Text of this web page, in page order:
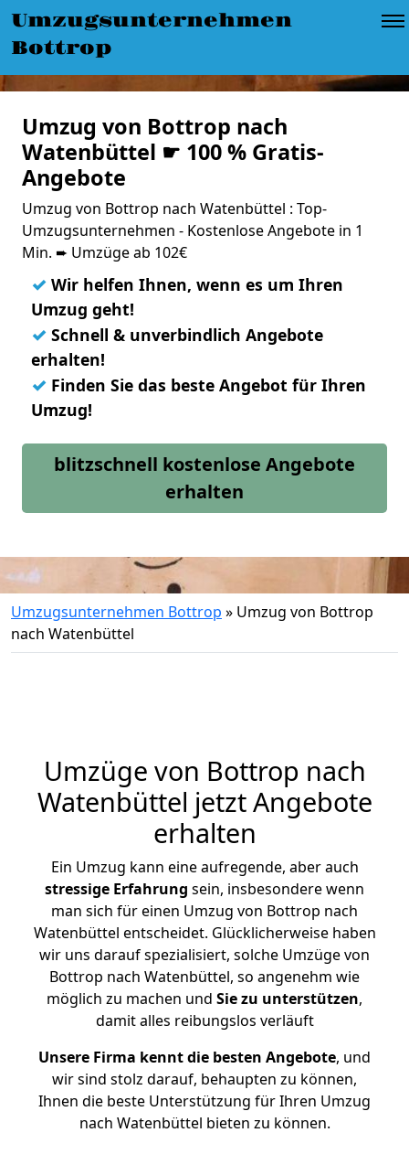
Umzugsunternehmen
Bottrop
Umzug von Bottrop nach
Watenbüttel ☛ 100 % Gratis-
Angebote
Umzug von Bottrop nach Watenbüttel : Top-
Umzugsunternehmen - Kostenlose Angebote in 1
Min. ➨ Umzüge ab 102€
✓ Wir helfen Ihnen, wenn es um Ihren
Umzug geht!
✓ Schnell & unverbindlich Angebote
erhalten!
✓ Finden Sie das beste Angebot für Ihren
Umzug!
blitzschnell kostenlose Angebote
erhalten
Umzugsunternehmen Bottrop » Umzug von Bottrop
nach Watenbüttel
Umzüge von Bottrop nach
Watenbüttel jetzt Angebote
erhalten
Ein Umzug kann eine aufregende, aber auch
stressige Erfahrung sein, insbesondere wenn
man sich für einen Umzug von Bottrop nach
Watenbüttel entscheidet. Glücklicherweise haben
wir uns darauf spezialisiert, solche Umzüge von
Bottrop nach Watenbüttel, so angenehm wie
möglich zu machen und Sie zu unterstützen,
damit alles reibungslos verläuft
Unsere Firma kennt die besten Angebote, und
wir sind stolz darauf, behaupten zu können,
Ihnen die beste Unterstützung für Ihren Umzug
nach Watenbüttel bieten zu können.